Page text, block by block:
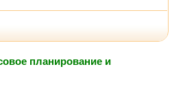
планирование и